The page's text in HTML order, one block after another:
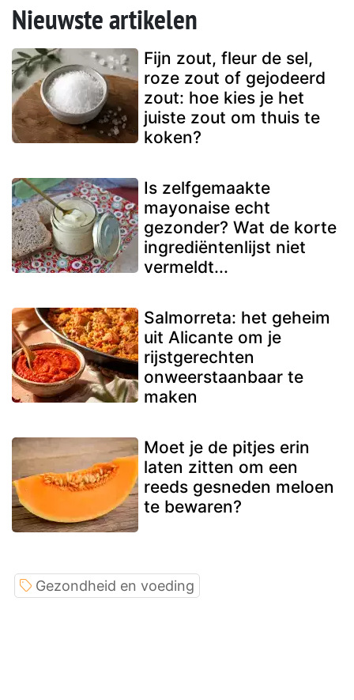
Nieuwste artikelen
Fijn zout, fleur de sel,
roze zout of gejodeerd
zout: hoe kies je het
juiste zout om thuis te
koken?
Is zelfgemaakte
mayonaise echt
gezonder? Wat de korte
ingrediëntenlijst niet
vermeldt...
Salmorreta: het geheim
uit Alicante om je
rijstgerechten
onweerstaanbaar te
maken
Moet je de pitjes erin
laten zitten om een
reeds gesneden meloen
te bewaren?
Gezondheid en voeding